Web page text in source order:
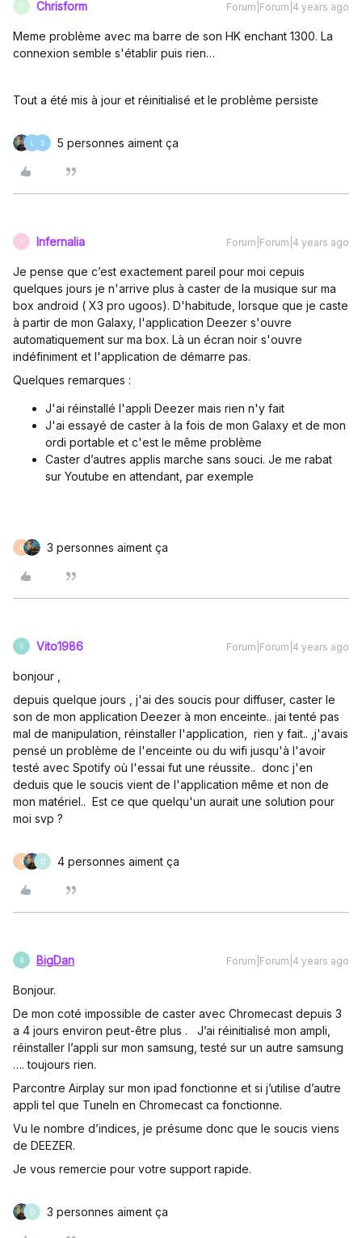
C Chrisform Forum|Forum|4 years ago
Meme problème avec ma barre de son HK enchant 1300. La
connexion semble s'établir puis rien…
Tout a été mis à jour et réinitialisé et le problème persiste
S 5 personnes aiment ça
Infernalia Forum|Forum|4 years ago
Je pense que c’est exactement pareil pour moi cepuis
quelques jours je n'arrive plus à caster de la musique sur ma
box android ( X3 pro ugoos). D'habitude, lorsque que je caste
à partir de mon Galaxy, l'application Deezer s'ouvre
automatiquement sur ma box. Là un écran noir s'ouvre
indéfiniment et l'application de démarre pas.
Quelques remarques :
J'ai réinstallé l'appli Deezer mais rien n'y fait
J'ai essayé de caster à la fois de mon Galaxy et de mon
ordi portable et c'est le même problème
Caster d’autres applis marche sans souci. Je me rabat
sur Youtube en attendant, par exemple
R 3 personnes aiment ça
V Vito1986 Forum|Forum|4 years ago
bonjour ,
depuis quelque jours , j'ai des soucis pour diffuser, caster le
son de mon application Deezer à mon enceinte.. jai tenté pas
mal de manipulation, réinstaller l'application, rien y fait.. ,j'avais
pensé un problème de l'enceinte ou du wifi jusqu'à l'avoir
testé avec Spotify où l'essai fut une réussite.. donc j'en
deduis que le soucis vient de l'application même et non de
mon matériel.. Est ce que quelqu'un aurait une solution pour
moi svp ?
R D 4 personnes aiment ça
B BigDan Forum|Forum|4 years ago
Bonjour.
De mon coté impossible de caster avec Chromecast depuis 3
a 4 jours environ peut-être plus . J’ai réinitialisé mon ampli,
réinstaller l’appli sur mon samsung, testé sur un autre samsung
…. toujours rien.
Parcontre Airplay sur mon ipad fonctionne et si j’utilise d’autre
appli tel que TuneIn en Chromecast ca fonctionne.
Vu le nombre d’indices, je présume donc que le soucis viens
de DEEZER.
Je vous remercie pour votre support rapide.
D 3 personnes aiment ça